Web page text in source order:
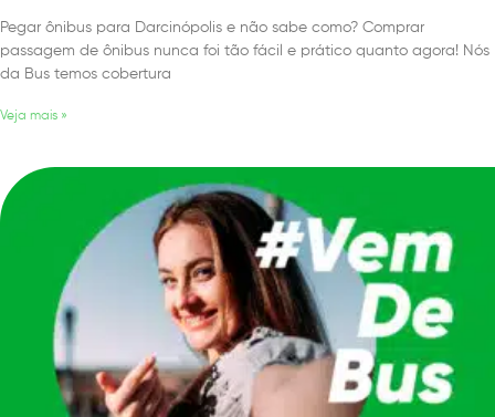
Pegar ônibus para Darcinópolis e não sabe como? Comprar
passagem de ônibus nunca foi tão fácil e prático quanto agora! Nós
da Bus temos cobertura
Veja mais »